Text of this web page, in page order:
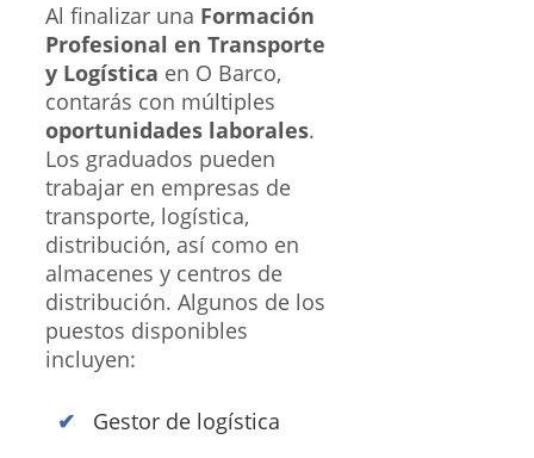
Al finalizar una Formación
Profesional en Transporte
y Logística en O Barco,
contarás con múltiples
oportunidades laborales.
Los graduados pueden
trabajar en empresas de
transporte, logística,
distribución, así como en
almacenes y centros de
distribución. Algunos de los
puestos disponibles
incluyen:
Gestor de logística